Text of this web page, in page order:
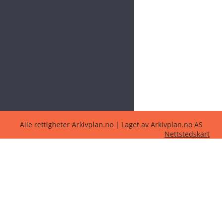
Alle rettigheter Arkivplan.no | Laget av Arkivplan.no AS
Nettstedskart